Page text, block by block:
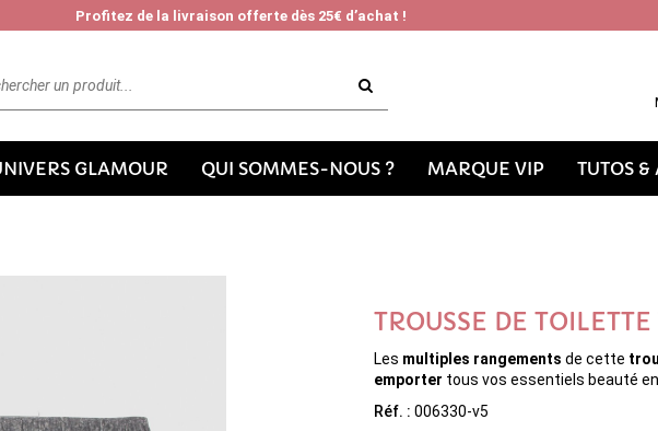
Profitez de la livraison offerte dès 25€ d’achat !
GLAMOUR QUI SOMMES-NOUS ? MARQUE VIP TUTOS &
TROUSSE DE
Les multiples rangements de cette
emporter tous vos essentiels beauté en
Réf. : 006330-v5